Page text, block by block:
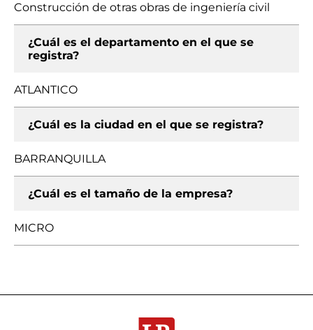
Construcción de otras obras de ingeniería civil
¿Cuál es el departamento en el que se
registra?
ATLANTICO
¿Cuál es la ciudad en el que se registra?
BARRANQUILLA
¿Cuál es el tamaño de la empresa?
MICRO